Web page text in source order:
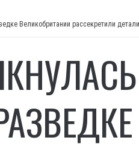
Великобритании рассекретили детали